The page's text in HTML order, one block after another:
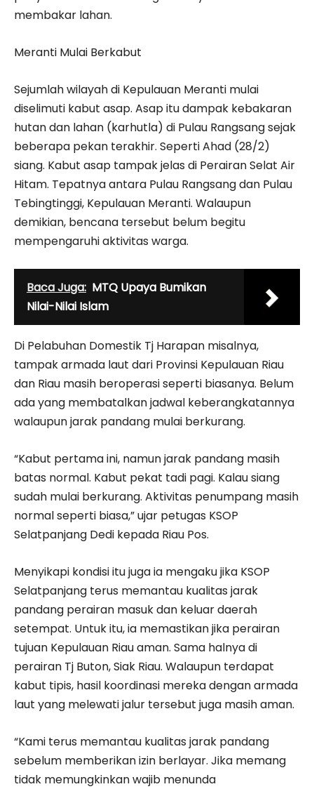
membakar lahan.
Meranti Mulai Berkabut
Sejumlah wilayah di Kepulauan Meranti mulai
diselimuti kabut asap. Asap itu dampak kebakaran
hutan dan lahan (karhutla) di Pulau Rangsang sejak
beberapa pekan terakhir. Seperti Ahad (28/2)
siang. Kabut asap tampak jelas di Perairan Selat Air
Hitam. Tepatnya antara Pulau Rangsang dan Pulau
Tebingtinggi, Kepulauan Meranti. Walaupun
demikian, bencana tersebut belum begitu
mempengaruhi aktivitas warga.
Baca Juga: MTQ Upaya Bumikan
Nilai-Nilai Islam
Di Pelabuhan Domestik Tj Harapan misalnya,
tampak armada laut dari Provinsi Kepulauan Riau
dan Riau masih beroperasi seperti biasanya. Belum
ada yang membatalkan jadwal keberangkatannya
walaupun jarak pandang mulai berkurang.
“Kabut pertama ini, namun jarak pandang masih
batas normal. Kabut pekat tadi pagi. Kalau siang
sudah mulai berkurang. Aktivitas penumpang masih
normal seperti biasa,” ujar petugas KSOP
Selatpanjang Dedi kepada Riau Pos.
Menyikapi kondisi itu juga ia mengaku jika KSOP
Selatpanjang terus memantau kualitas jarak
pandang perairan masuk dan keluar daerah
setempat. Untuk itu, ia memastikan jika perairan
tujuan Kepulauan Riau aman. Sama halnya di
perairan Tj Buton, Siak Riau. Walaupun terdapat
kabut tipis, hasil koordinasi mereka dengan armada
laut yang melewati jalur tersebut juga masih aman.
“Kami terus memantau kualitas jarak pandang
sebelum memberikan izin berlayar. Jika memang
tidak memungkinkan wajib menunda